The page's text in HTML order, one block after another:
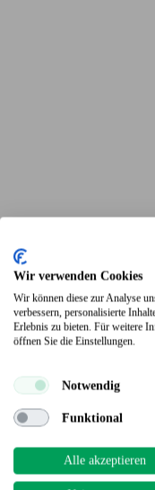
Terrassendielen
Wir verwenden Cookies
Wir können diese zur Analyse
verbessern, personalisierte
Erlebnis zu bieten. Für weitere
öffnen Sie die Einstellungen.
Notwendig
Funktional
Alle akzeptieren